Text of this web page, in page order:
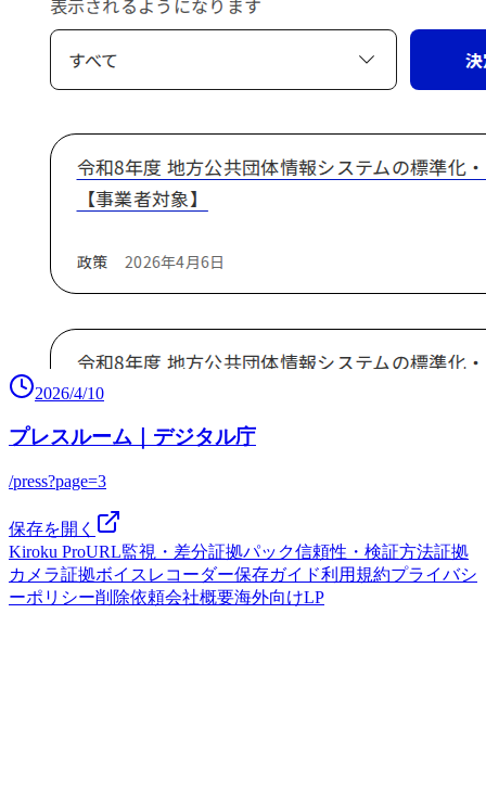
2026/4/10
プレスルーム｜デジタル庁
/press?page=3
保存を開く
Kiroku ProURL監視・差分証拠パック信頼性・検証方法証拠
カメラ証拠ボイスレコーダー保存ガイド利用規約プライバシ
ーポリシー削除依頼会社概要海外向けLP